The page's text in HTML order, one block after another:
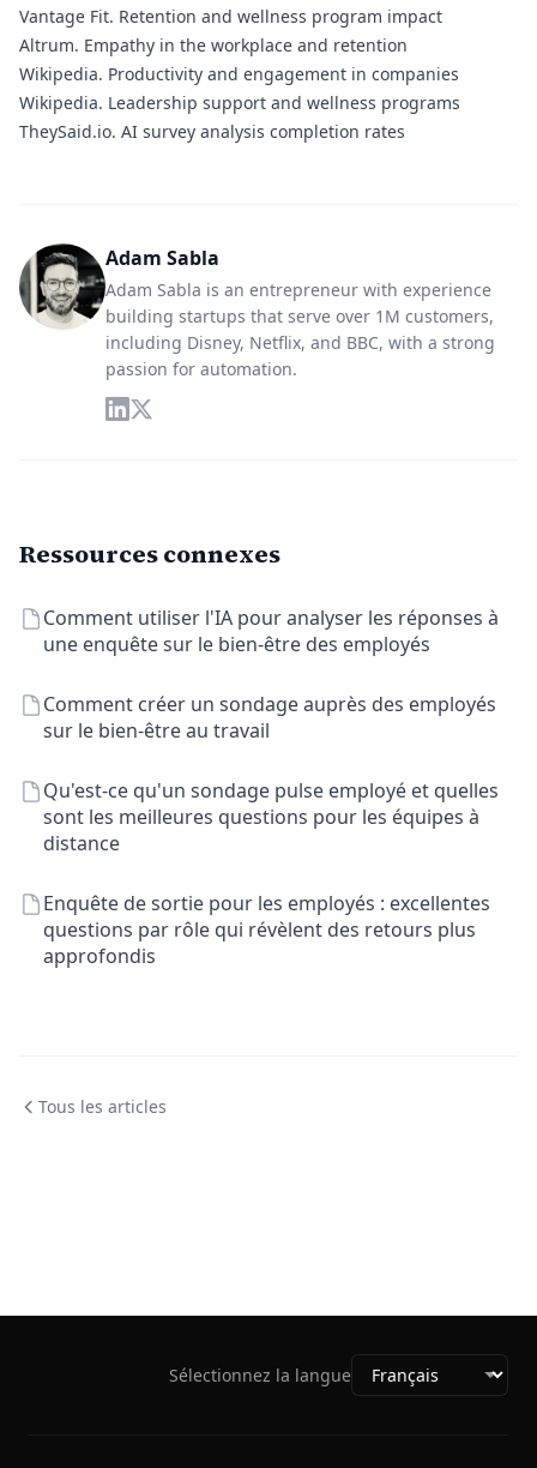
Vantage Fit. Retention and wellness program impact
Altrum. Empathy in the workplace and retention
Wikipedia. Productivity and engagement in companies
Wikipedia. Leadership support and wellness programs
TheySaid.io. AI survey analysis completion rates
Adam Sabla
Adam Sabla is an entrepreneur with experience
building startups that serve over 1M customers,
including Disney, Netflix, and BBC, with a strong
passion for automation.
Ressources connexes
Comment utiliser l'IA pour analyser les réponses à
une enquête sur le bien-être des employés
Comment créer un sondage auprès des employés
sur le bien-être au travail
Qu'est-ce qu'un sondage pulse employé et quelles
sont les meilleures questions pour les équipes à
distance
Enquête de sortie pour les employés : excellentes
questions par rôle qui révèlent des retours plus
approfondis
Tous les articles
Sélectionnez la langue